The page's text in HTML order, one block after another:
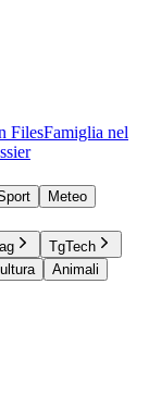
FilesFamiglia nel
Meteo
TgTech
Animali